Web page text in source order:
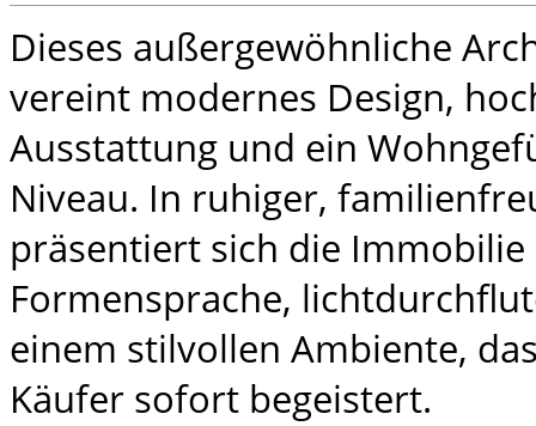
Dieses außergewöhnliche
vereint modernes Design,
Ausstattung und ein
Niveau. In ruhiger,
präsentiert sich die
Formensprache,
einem stilvollen Ambiente,
Käufer sofort begeistert.